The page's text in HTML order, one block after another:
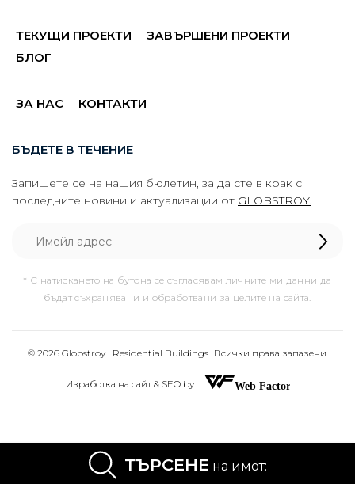
ТЕКУЩИ ПРОЕКТИ
ЗАВЪРШЕНИ ПРОЕКТИ
БЛОГ
ЗА НАС КОНТАКТИ
БЪДЕТЕ В ТЕЧЕНИЕ
Запишете се на нашия бюлетин, за да сте в крак с
последните новини и актуализации от GLOBSTROY.
* С натискането на бутона се съгласявам личните ми данни да
бъдат съхранявани и обработвани за целите на сайта.
© 2026 Globstroy | Residential Buildings.. Всички права запазени.
Изработка на сайт & SEO by
ТЪРСЕНЕ на имот: